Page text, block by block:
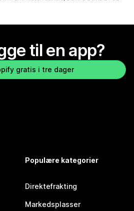
til en app?
gratis i tre dager
Populære kategorier
Direktefrakting
Markedsplasser